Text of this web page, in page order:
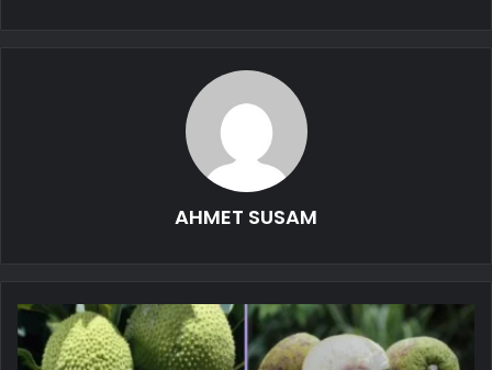
AHMET SUSAM